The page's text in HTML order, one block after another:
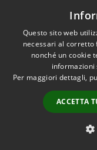
SCIA art. 22
SCIA art. 22
VAI ALLA
Questo sito web
necessari al corretto
nonché un cookie
informazioni
Per maggiori dettagli,
ACCETTA